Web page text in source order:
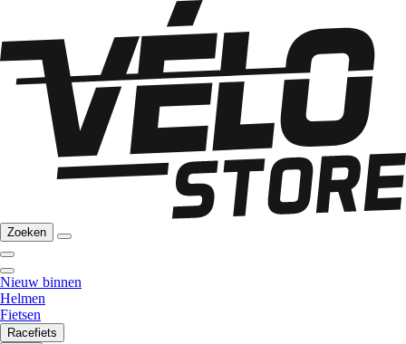
Zoeken
Nieuw binnen
Helmen
Fietsen
Racefiets